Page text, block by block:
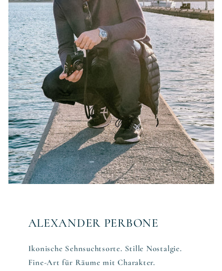
ALEXANDER PERBONE
Ikonische Sehnsuchtsorte. Stille Nostalgie.
Fine-Art für Räume mit Charakter.